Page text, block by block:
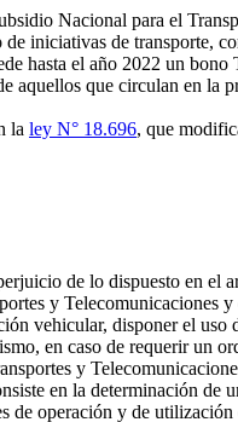
Nacional para el
iniciativas de transporte,
hasta el año 2022 un
aquellos que circulan en
la ley N° 18.696, que
de lo dispuesto en el
y Telecomunicaciones
vehicular, disponer el
en caso de requerir un
y
en la determinación
operación y de